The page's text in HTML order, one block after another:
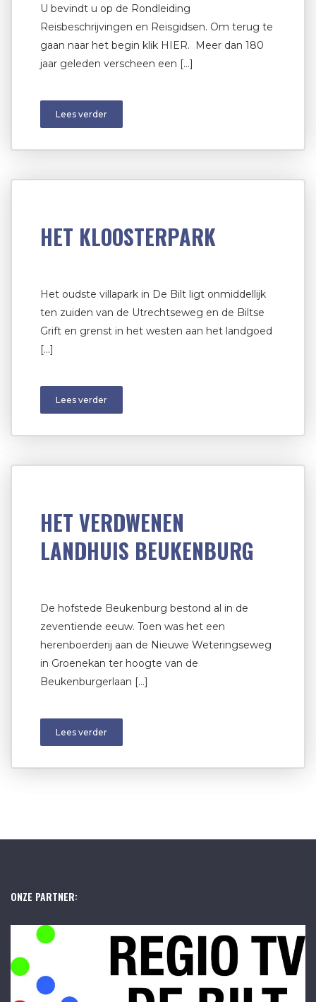
U bevindt u op de Rondleiding
Reisbeschrijvingen en Reisgidsen. Om terug te
gaan naar het begin klik HIER. Meer dan 180
jaar geleden verscheen een […]
Lees verder
HET KLOOSTERPARK
Het oudste villapark in De Bilt ligt onmiddellijk
ten zuiden van de Utrechtseweg en de Biltse
Grift en grenst in het westen aan het landgoed
[…]
Lees verder
HET VERDWENEN
LANDHUIS BEUKENBURG
De hofstede Beukenburg bestond al in de
zeventiende eeuw. Toen was het een
herenboerderij aan de Nieuwe Weteringseweg
in Groenekan ter hoogte van de
Beukenburgerlaan […]
Lees verder
ONZE PARTNER: